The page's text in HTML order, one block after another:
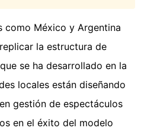
como México y Argentina
la estructura de
se ha desarrollado en la
locales están diseñando
gestión de espectáculos
en el éxito del modelo